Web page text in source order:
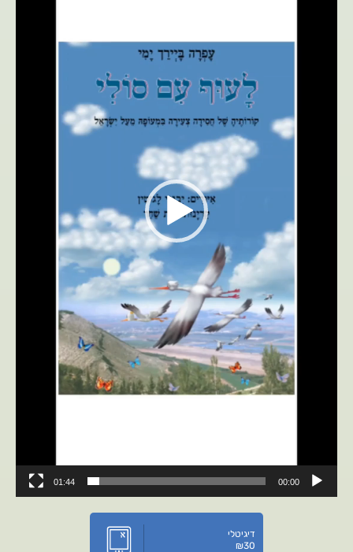
00:00
01:44
דיגיטלי
₪30